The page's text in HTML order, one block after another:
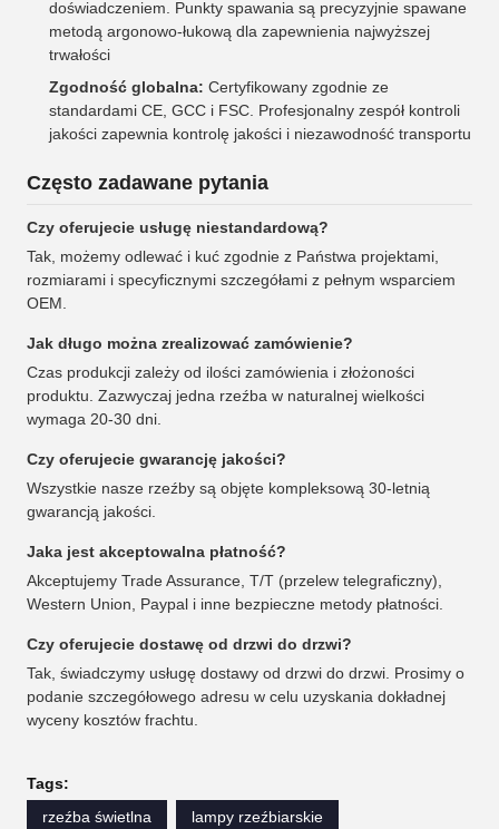
doświadczeniem. Punkty spawania są precyzyjnie spawane
metodą argonowo-łukową dla zapewnienia najwyższej
trwałości
Zgodność globalna: Certyfikowany zgodnie ze
standardami CE, GCC i FSC. Profesjonalny zespół kontroli
jakości zapewnia kontrolę jakości i niezawodność transportu
Często zadawane pytania
Czy oferujecie usługę niestandardową?
Tak, możemy odlewać i kuć zgodnie z Państwa projektami,
rozmiarami i specyficznymi szczegółami z pełnym wsparciem
OEM.
Jak długo można zrealizować zamówienie?
Czas produkcji zależy od ilości zamówienia i złożoności
produktu. Zazwyczaj jedna rzeźba w naturalnej wielkości
wymaga 20-30 dni.
Czy oferujecie gwarancję jakości?
Wszystkie nasze rzeźby są objęte kompleksową 30-letnią
gwarancją jakości.
Jaka jest akceptowalna płatność?
Akceptujemy Trade Assurance, T/T (przelew telegraficzny),
Western Union, Paypal i inne bezpieczne metody płatności.
Czy oferujecie dostawę od drzwi do drzwi?
Tak, świadczymy usługę dostawy od drzwi do drzwi. Prosimy o
podanie szczegółowego adresu w celu uzyskania dokładnej
wyceny kosztów frachtu.
Tags:
rzeźba świetlna
lampy rzeźbiarskie